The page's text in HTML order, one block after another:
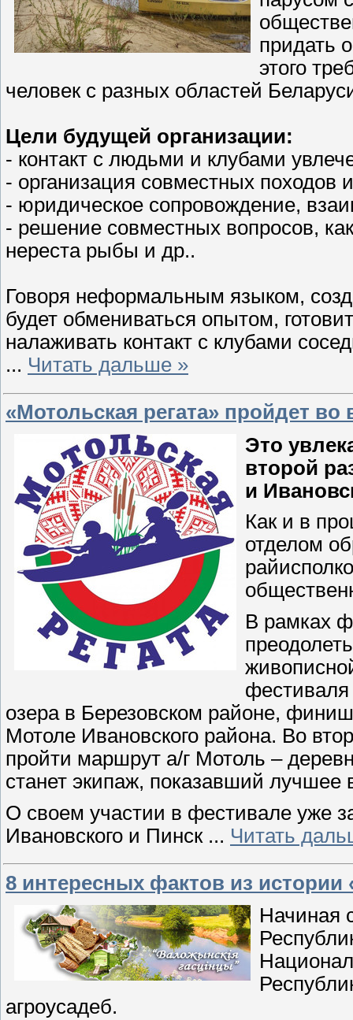
придать
этого
человек с разных областей
Цели будущей организации:
- контакт с людьми и клубами
- организация совместных походов
- юридическое сопровождение,
- решение совместных вопросов,
нереста рыбы и др..
Говоря неформальным языком,
будет обмениваться опытом,
налаживать контакт с клубами
... Читать дальше »
«Мотольская регата» пройдет во
Это
второй
и
Как и в
отделом
В рамках
фестиваля
озера в Березовском районе,
Мотоле Ивановского района. Во
пройти маршрут а/г Мотоль –
станет экипаж, показавший лучшее
О своем участии в фестивале уже
Ивановского и Пинск ... Читать
8 интересных фактов из истории
Начиная
агроусадеб.